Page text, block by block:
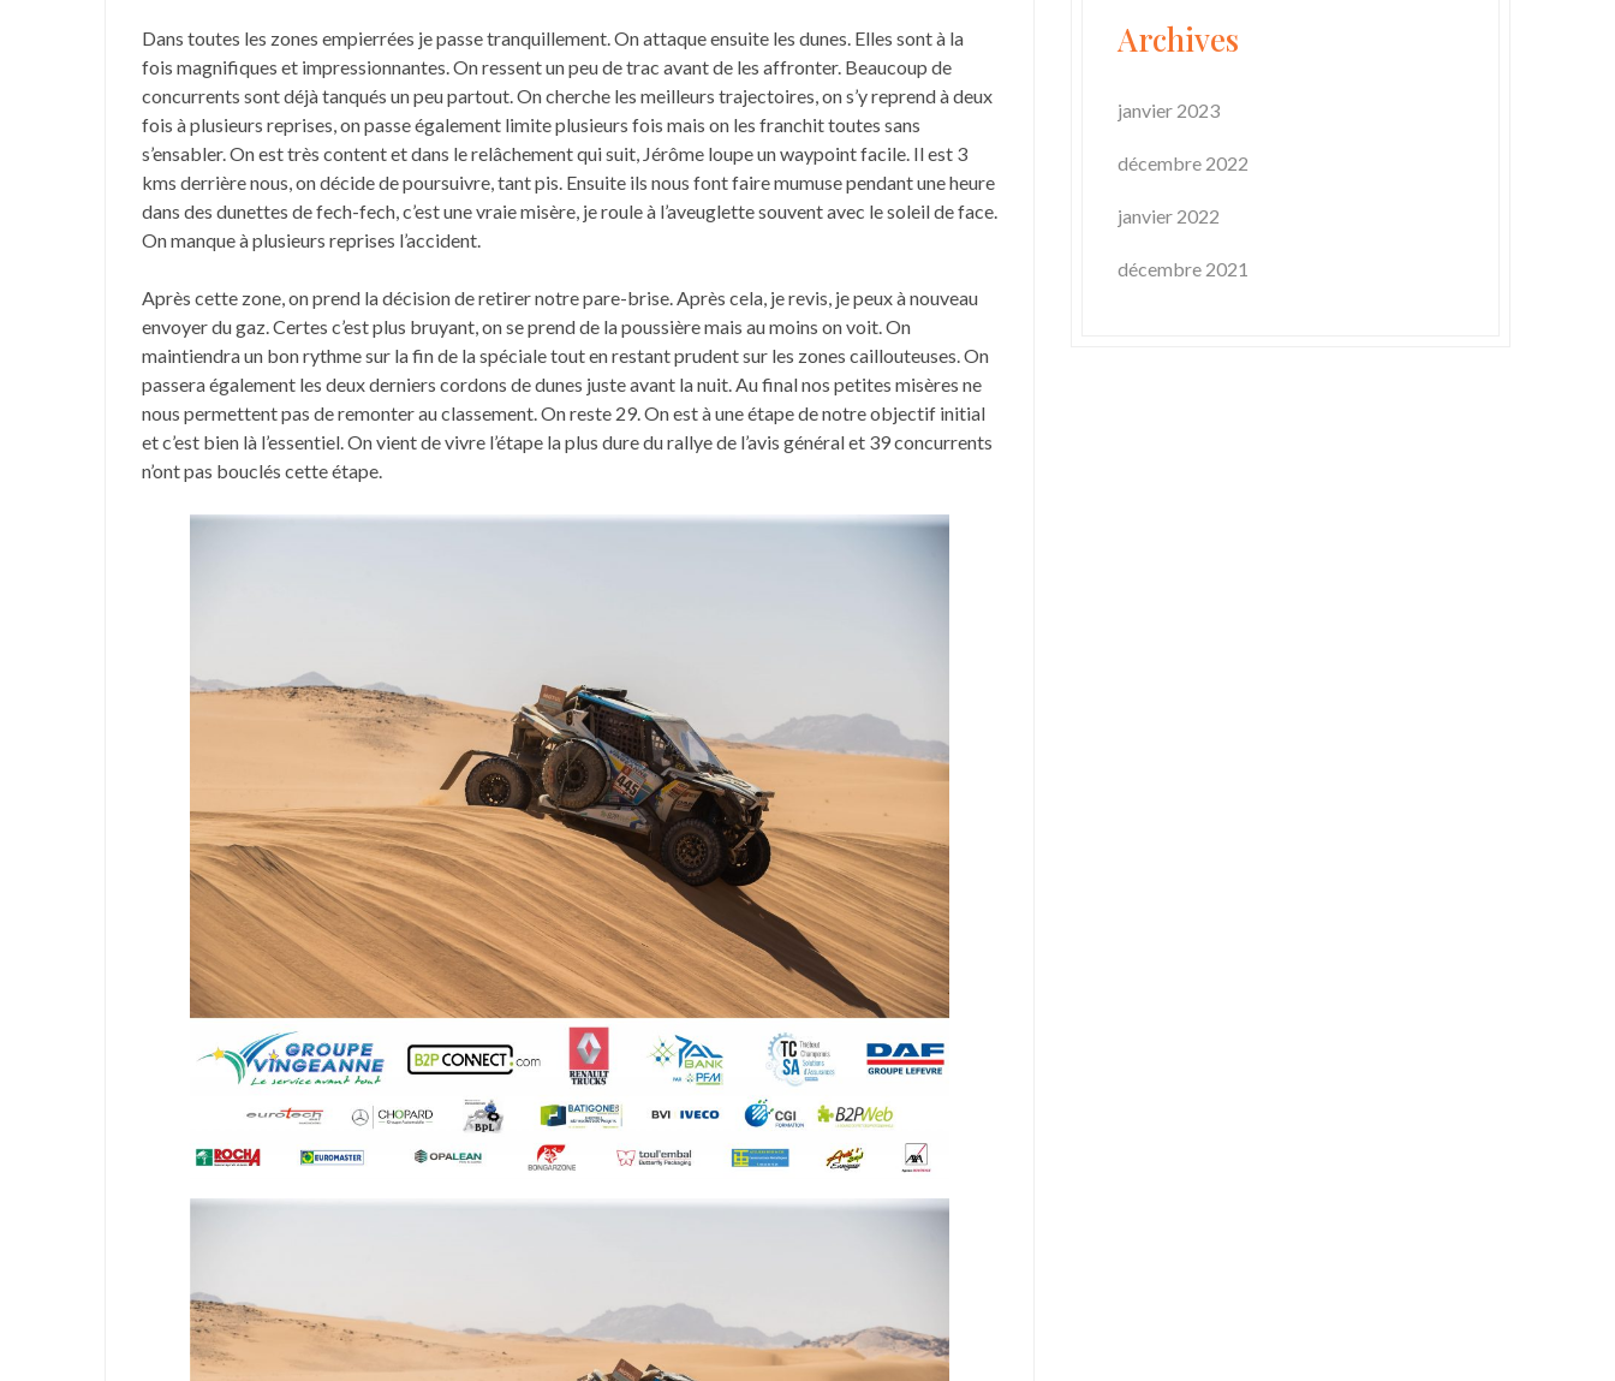
Dans toutes les zones empierrées je passe tranquillement. On attaque ensuite les dunes. Elles sont à la
fois magnifiques et impressionnantes. On ressent un peu de trac avant de les affronter. Beaucoup de
concurrents sont déjà tanqués un peu partout. On cherche les meilleurs trajectoires, on s’y reprend à deux
fois à plusieurs reprises, on passe également limite plusieurs fois mais on les franchit toutes sans
s’ensabler. On est très content et dans le relâchement qui suit, Jérôme loupe un waypoint facile. Il est 3
kms derrière nous, on décide de poursuivre, tant pis. Ensuite ils nous font faire mumuse pendant une heure
dans des dunettes de fech-fech, c’est une vraie misère, je roule à l’aveuglette souvent avec le soleil de face.
On manque à plusieurs reprises l’accident.
Après cette zone, on prend la décision de retirer notre pare-brise. Après cela, je revis, je peux à nouveau
envoyer du gaz. Certes c’est plus bruyant, on se prend de la poussière mais au moins on voit. On
maintiendra un bon rythme sur la fin de la spéciale tout en restant prudent sur les zones caillouteuses. On
passera également les deux derniers cordons de dunes juste avant la nuit. Au final nos petites misères ne
nous permettent pas de remonter au classement. On reste 29. On est à une étape de notre objectif initial
et c’est bien là l’essentiel. On vient de vivre l’étape la plus dure du rallye de l’avis général et 39 concurrents
n’ont pas bouclés cette étape.
Archives
janvier 2023
décembre 2022
janvier 2022
décembre 2021